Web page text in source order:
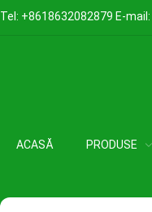
Tel: +8618632082879 E-mail:
ACASĂ PRODUSE